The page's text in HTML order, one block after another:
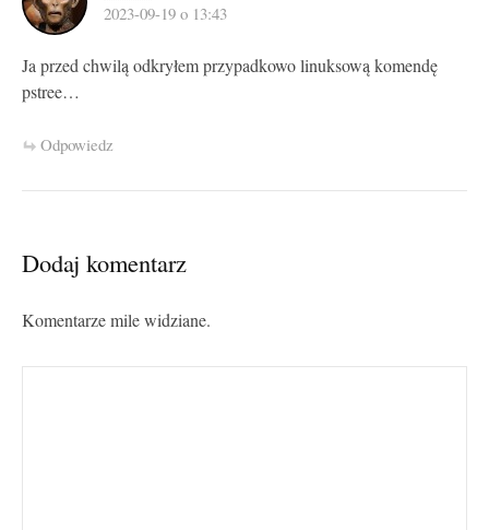
2023-09-19 o 13:43
Ja przed chwilą odkryłem przypadkowo linuksową komendę
pstree…
Odpowiedz
Dodaj komentarz
Komentarze mile widziane.